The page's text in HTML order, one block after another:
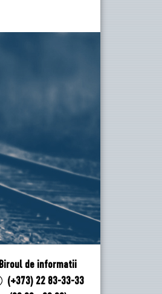
Biroul de informatii
(+373) 22 83-33-33